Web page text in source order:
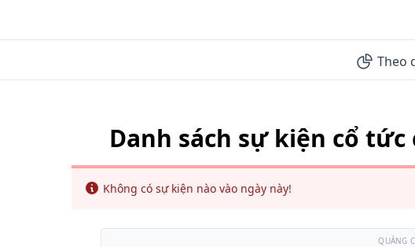
Theo
Danh sách sự kiện cổ
Info
Không có sự kiện nào vào ngày này!
QUẢNG